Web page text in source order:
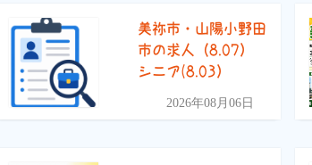
美祢市・山陽小野田
市の求人（8.07）
シニア(8.03）
2026年08月06日